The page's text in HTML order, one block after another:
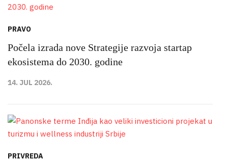
PRAVO
Počela izrada nove Strategije razvoja startap
ekosistema do 2030. godine
14. JUL 2026.
PRIVREDA